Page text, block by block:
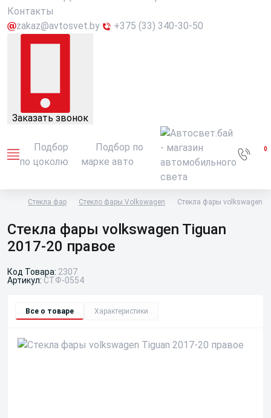
Контакты
zakaz@avtosvet.by
+375 (33) 340-30-50
Заказать звонок
Подбор
по цоколю
Подбор по
марке авто
0
Стекла фар Стекло фары Volkswagen Стекла фары volkswagen
Стекла фары volkswagen Tiguan
2017-20 правое
Код Товара: 2307
Артикул: СТФ-0554
Все о товаре Характеристики